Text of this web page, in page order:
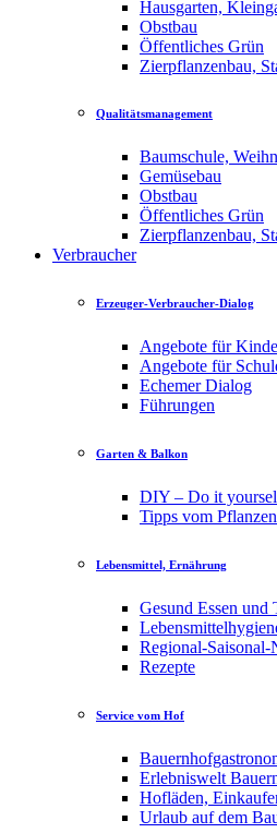
Hausgarten,
Obstbau
Öffentliches Grün
Zierpflanzenbau,
Qualitätsmanagement
Baumschule,
Gemüsebau
Obstbau
Öffentliches Grün
Zierpflanzenbau,
Verbraucher
Erzeuger-Verbraucher-Dialog
Angebote für
Angebote für
Echemer Dialog
Führungen
Garten & Balkon
DIY – Do it
Tipps vom
Lebensmittel, Ernährung
Gesund Essen und
Regional-Saisonal-
Rezepte
Service vom Hof
Erlebniswelt
Hofläden,
Urlaub auf dem